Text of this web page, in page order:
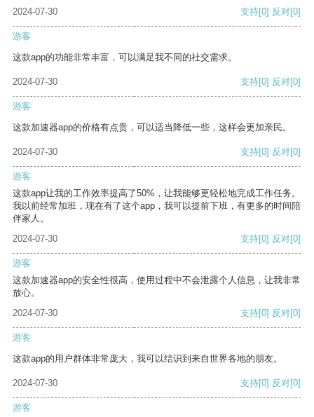
2024-07-30 支持[0] 反对[0]
游客
这款app的功能非常丰富，可以满足我不同的社交需求。
2024-07-30 支持[0] 反对[0]
游客
这款加速器app的价格有点贵，可以适当降低一些，这样会更加亲民。
2024-07-30 支持[0] 反对[0]
游客
这款app让我的工作效率提高了50%，让我能够更轻松地完成工作任务。
我以前经常加班，现在有了这个app，我可以提前下班，有更多的时间陪
伴家人。
2024-07-30
支持[0] 反对[0]
游客
这款加速器app的安全性很高，使用过程中不会泄露个人信息，让我非常
放心。
2024-07-30
支持[0] 反对[0]
游客
这款app的用户群体非常庞大，我可以结识到来自世界各地的朋友。
2024-07-30 支持[0] 反对[0]
游客